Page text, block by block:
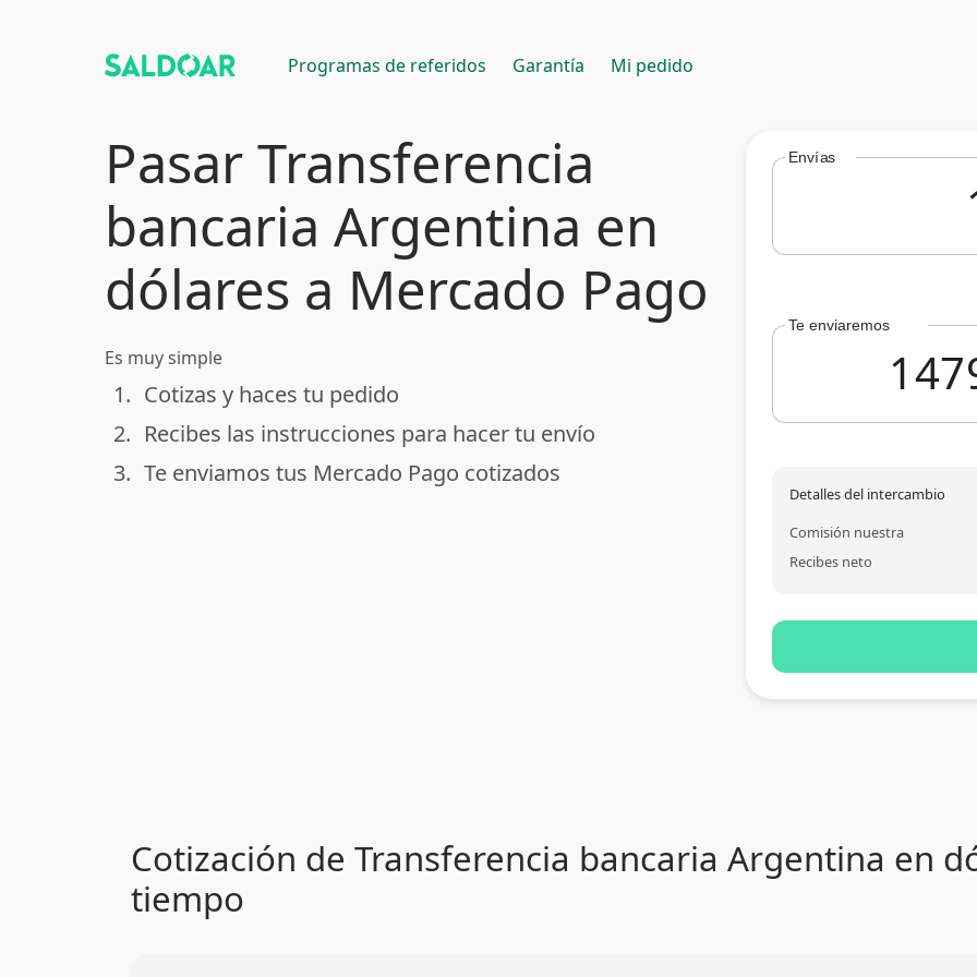
Programas de referidos Garantía Mi pedido
Pasar Transferencia
bancaria Argentina en
dólares a Mercado Pago
Es muy simple
done
1. Cotizas y haces tu pedido
done
2. Recibes las instrucciones para hacer tu envío
done
3. Te enviamos tus Mercado Pago cotizados
Envías
Te enviaremos
Detalles del intercambio
Comisión nuestra
Recibes neto
Cotización de Transferencia bancaria Argentina en
tiempo